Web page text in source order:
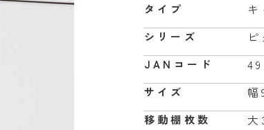
タイプ
シリーズ
JANコード
サイズ
移動棚枚数